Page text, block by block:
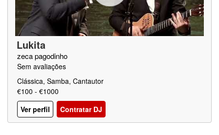
Lukita
zeca pagodinho
Sem avaliações
Clássica, Samba, Cantautor
€100 - €1000
Ver perfil
Contratar DJ